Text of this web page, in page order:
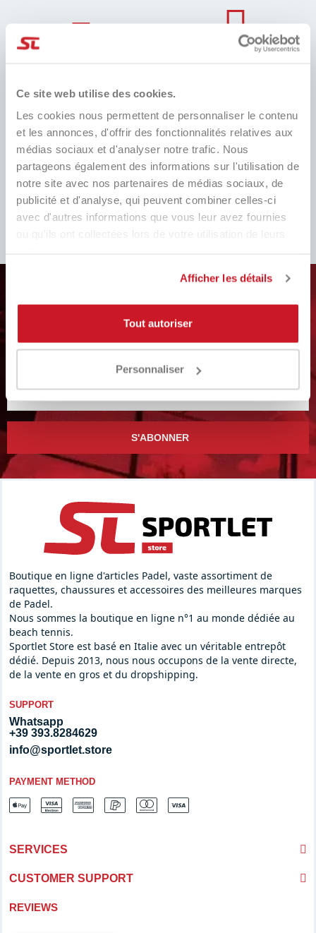
Ce site web utilise des cookies.
Les cookies nous permettent de personnaliser le contenu
et les annonces, d'offrir des fonctionnalités relatives aux
médias sociaux et d'analyser notre trafic. Nous
partageons également des informations sur l'utilisation de
notre site avec nos partenaires de médias sociaux, de
publicité et d'analyse, qui peuvent combiner celles-ci
avec d'autres informations que vous leur avez fournies
ou qu'ils ont collectées lors de votre utilisation de leurs
Afficher les détails
Tout autoriser
Personnaliser
Dans le monde entier, avec suivi
EASY RETURNS
Remplissez le formulaire, suivez
nos instructions et faites attention
au remboursement. Facile!
ASSISTANCE
COMPLÈTE
Service client toujours prêt !
Whatsapp, télégramme, e-mail,
À PROPOS DES NOUVELLES ET
DES PROMOTIONS EN COURS ?
S'ABONNER
Boutique en ligne d'articles Padel, vaste assortiment de
raquettes, chaussures et accessoires des meilleures marques
de Padel.
Nous sommes la boutique en ligne n°1 au monde dédiée au
beach tennis.
Sportlet Store est basé en Italie avec un véritable entrepôt
dédié. Depuis 2013, nous nous occupons de la vente directe,
de la vente en gros et du dropshipping.
SUPPORT
Whatsapp
+39 393.8284629
info@sportlet.store
PAYMENT METHOD
SERVICES
CUSTOMER SUPPORT
REVIEWS